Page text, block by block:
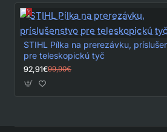
STIHL Pílka na prerezávku,
pre teleskopickú tyč
92,91€99,90€